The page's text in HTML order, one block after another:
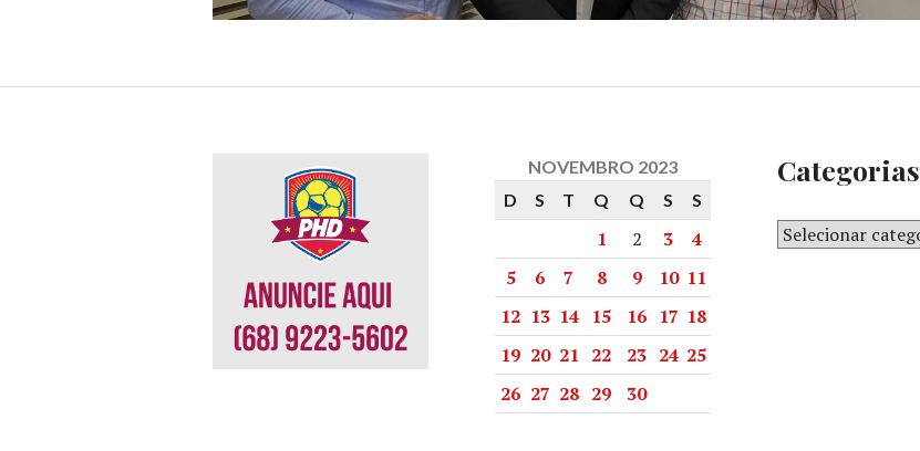
NOVEMBRO 2023
D
S T Q Q S S
1 2 3
4
5
6 7 8 9 10 11
12 13 14 15 16 17 18
19 20 21 22 23 24 25
26 27 28 29 30
Categorias